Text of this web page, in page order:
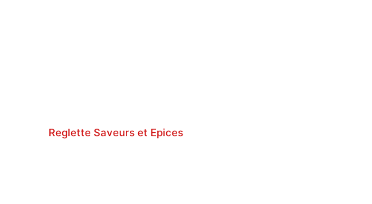
Reglette Saveurs et Epices